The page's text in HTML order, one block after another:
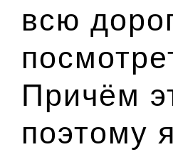
всю
Причём
поэтому